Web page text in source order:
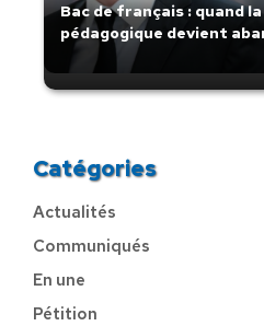
Bac de français : quand
pédagogique devient
Catégories
Actualités
Communiqués
En une
Pétition